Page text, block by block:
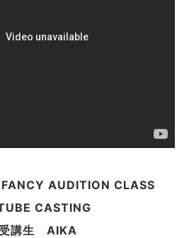
AUDITION CLASS
CASTING
講生 AIKA